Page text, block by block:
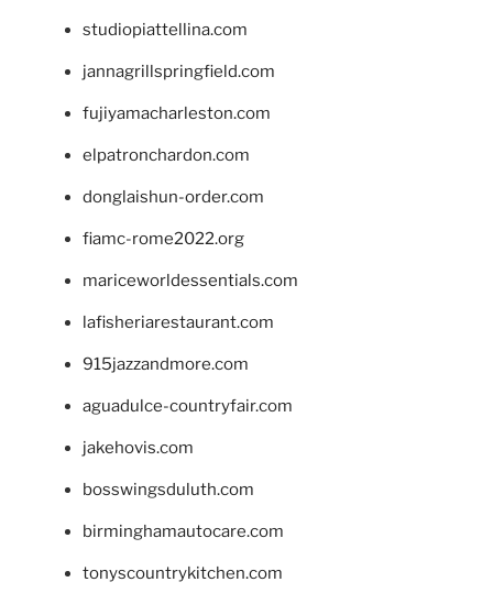
studiopiattellina.com
jannagrillspringfield.com
fujiyamacharleston.com
elpatronchardon.com
donglaishun-order.com
fiamc-rome2022.org
mariceworldessentials.com
lafisheriarestaurant.com
915jazzandmore.com
aguadulce-countryfair.com
jakehovis.com
bosswingsduluth.com
birminghamautocare.com
tonyscountrykitchen.com